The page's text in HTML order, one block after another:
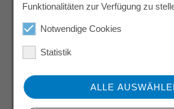
Vorherige
Funktionalitäten zur Verfügung zu
Notwendige Cookies
Statistik
ALLE